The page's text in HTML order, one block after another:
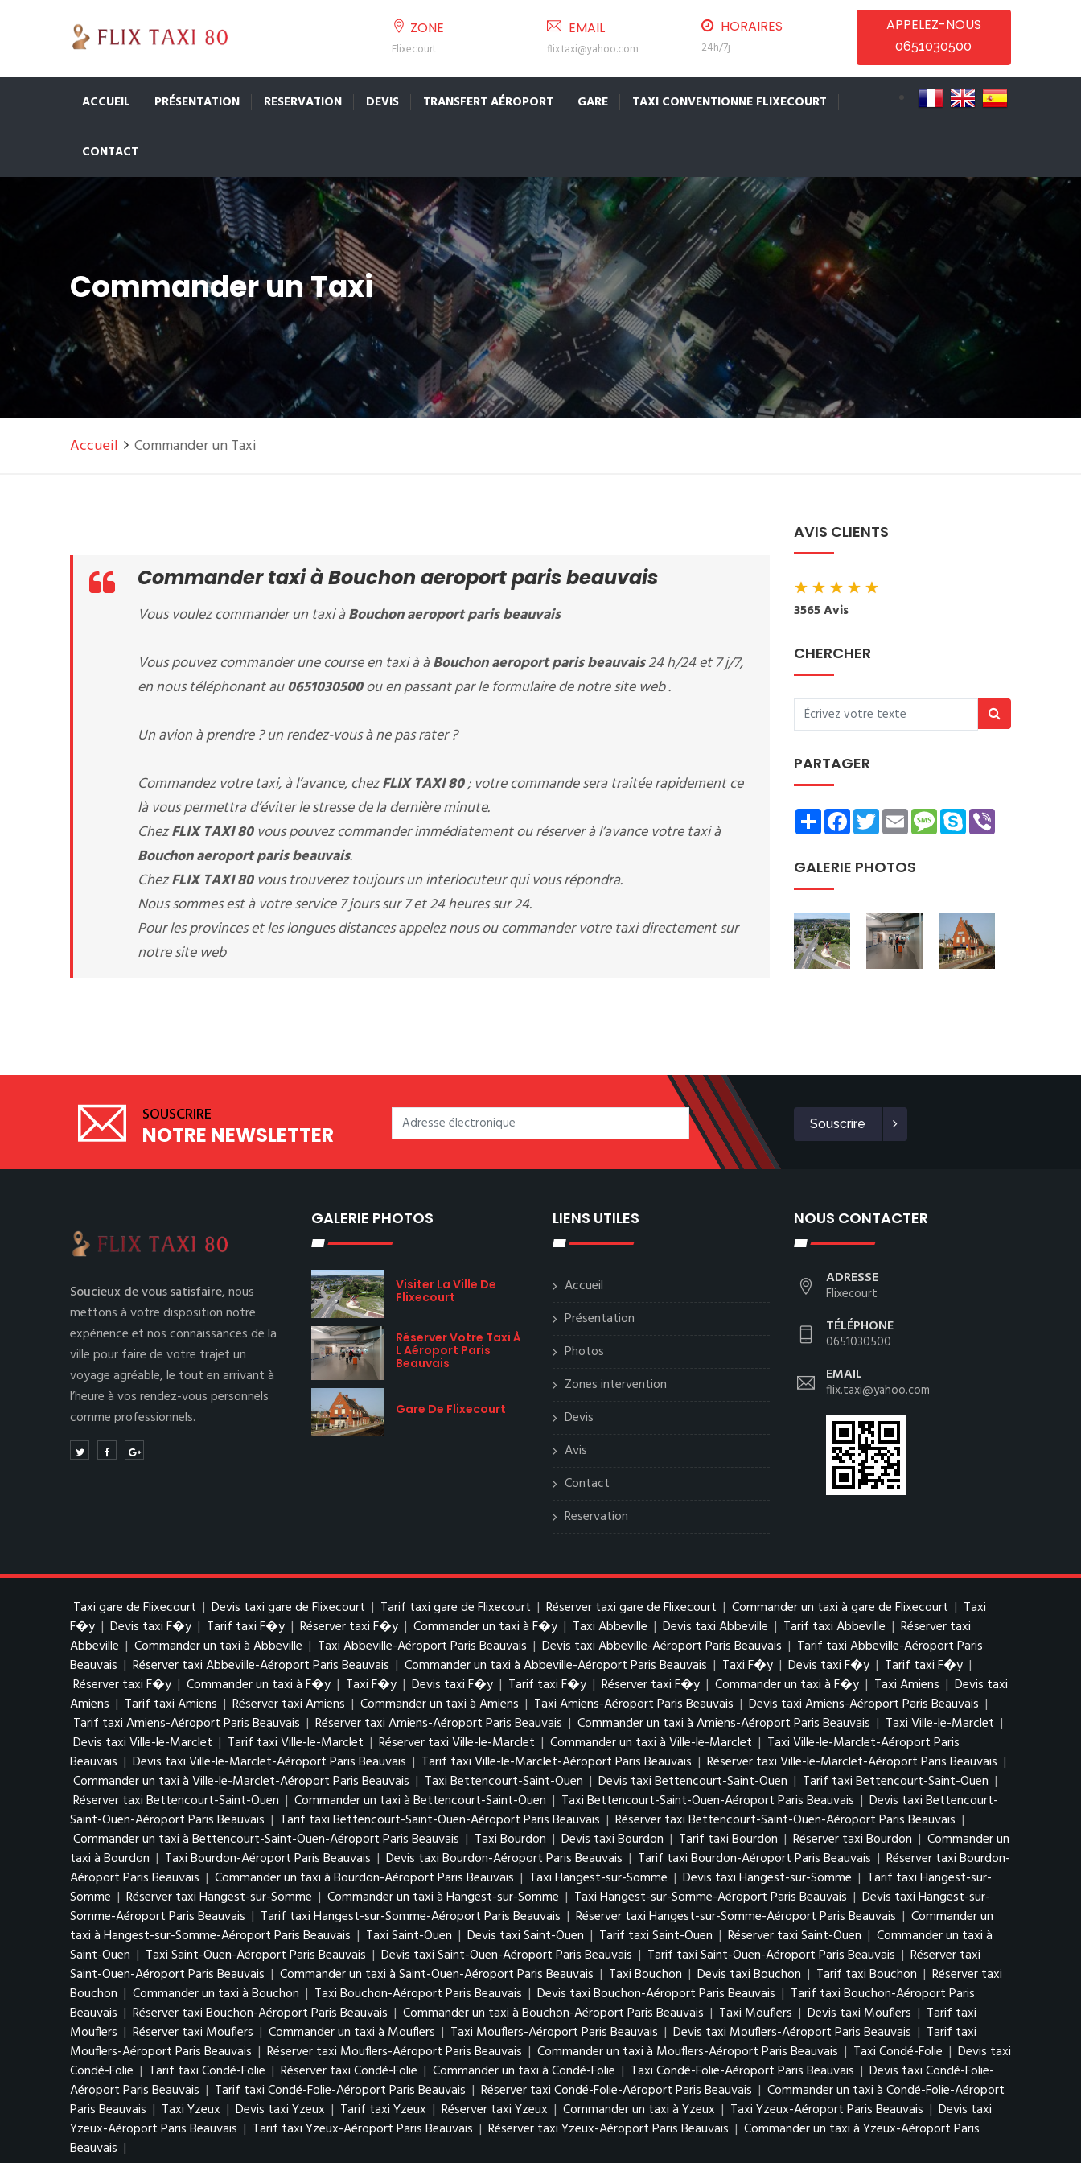
ZONE
Flixecourt
EMAIL
flix.taxi@yahoo.com
HORAIRES
24h/7j
APPELEZ-NOUS
0651030500
ACCUEIL PRÉSENTATION RESERVATION DEVIS TRANSFERT AÉROPORT GARE TAXI CONVENTIONNE FLIXECOURT
CONTACT
Commander un Taxi
Accueil Commander un Taxi
Commander taxi à Bouchon aeroport paris beauvais
Vous voulez commander un taxi àBouchon aeroport paris beauvais
Vous pouvez commander une course en taxi à àBouchon aeroport paris beauvais24 h/24 et 7 j/7,
en nous téléphonant au0651030500ou en passant par le formulaire de notre site web .
Un avion à prendre ? un rendez-vous à ne pas rater ?
Commandez votre taxi, à l’avance, chezFLIX TAXI 80; votre commande sera traitée rapidement ce
là vous permettra d’éviter le stresse de la dernière minute.
ChezFLIX TAXI 80vous pouvez commander immédiatement ou réserver à l’avance votre taxi à
Bouchon aeroport paris beauvais.
ChezFLIX TAXI 80vous trouverez toujours un interlocuteur qui vous répondra.
Nous sommes est à votre service 7 jours sur 7 et 24 heures sur 24.
Pour les provinces et les longues distances appelez nous ou commander votre taxi directement sur
notre site web
AVIS CLIENTS
★★★★★
3565 Avis
CHERCHER
PARTAGER
ShareFacebookTwitterEmailMessage
Skype
GALERIE PHOTOS
SOUSCRIRE
NOTRE NEWSLETTER Souscrire
Soucieux de vous satisfaire,nous
mettons à votre disposition notre
expérience et nos connaissances de la
ville pour faire de votre trajet un
voyage agréable, le tout en arrivant à
l’heure à vos rendez-vous personnels
comme professionnels.
GALERIE PHOTOS
Visiter La Ville De
Flixecourt
Réserver Votre Taxi À
L Aéroport Paris
Beauvais
Gare De Flixecourt
LIENS UTILES
Accueil
Présentation
Photos
Zones intervention
Devis
Avis
Contact
Reservation
NOUS CONTACTER
ADRESSE
Flixecourt
TÉLÉPHONE
0651030500
EMAIL
flix.taxi@yahoo.com
Taxi gare de Flixecourt | Devis taxi gare de Flixecourt | Tarif taxi gare de Flixecourt | Réserver taxi gare de Flixecourt | Commander un taxi à gare de Flixecourt | Taxi
F�y | Devis taxi F�y | Tarif taxi F�y | Réserver taxi F�y | Commander un taxi à F�y | Taxi Abbeville | Devis taxi Abbeville | Tarif taxi Abbeville | Réserver taxi
Abbeville | Commander un taxi à Abbeville | Taxi Abbeville-Aéroport Paris Beauvais | Devis taxi Abbeville-Aéroport Paris Beauvais | Tarif taxi Abbeville-Aéroport Paris
Beauvais | Réserver taxi Abbeville-Aéroport Paris Beauvais | Commander un taxi à Abbeville-Aéroport Paris Beauvais | Taxi F�y | Devis taxi F�y | Tarif taxi F�y |
Réserver taxi F�y | Commander un taxi à F�y | Taxi F�y | Devis taxi F�y | Tarif taxi F�y | Réserver taxi F�y | Commander un taxi à F�y | Taxi Amiens | Devis taxi
Amiens | Tarif taxi Amiens | Réserver taxi Amiens | Commander un taxi à Amiens | Taxi Amiens-Aéroport Paris Beauvais | Devis taxi Amiens-Aéroport Paris Beauvais |
Tarif taxi Amiens-Aéroport Paris Beauvais | Réserver taxi Amiens-Aéroport Paris Beauvais | Commander un taxi à Amiens-Aéroport Paris Beauvais | Taxi Ville-le-Marclet |
Devis taxi Ville-le-Marclet | Tarif taxi Ville-le-Marclet | Réserver taxi Ville-le-Marclet | Commander un taxi à Ville-le-Marclet | Taxi Ville-le-Marclet-Aéroport Paris
Beauvais | Devis taxi Ville-le-Marclet-Aéroport Paris Beauvais | Tarif taxi Ville-le-Marclet-Aéroport Paris Beauvais | Réserver taxi Ville-le-Marclet-Aéroport Paris Beauvais |
Commander un taxi à Ville-le-Marclet-Aéroport Paris Beauvais | Taxi Bettencourt-Saint-Ouen | Devis taxi Bettencourt-Saint-Ouen | Tarif taxi Bettencourt-Saint-Ouen |
Réserver taxi Bettencourt-Saint-Ouen | Commander un taxi à Bettencourt-Saint-Ouen | Taxi Bettencourt-Saint-Ouen-Aéroport Paris Beauvais | Devis taxi Bettencourt-
Saint-Ouen-Aéroport Paris Beauvais | Tarif taxi Bettencourt-Saint-Ouen-Aéroport Paris Beauvais | Réserver taxi Bettencourt-Saint-Ouen-Aéroport Paris Beauvais |
Commander un taxi à Bettencourt-Saint-Ouen-Aéroport Paris Beauvais | Taxi Bourdon | Devis taxi Bourdon | Tarif taxi Bourdon | Réserver taxi Bourdon | Commander un
taxi à Bourdon | Taxi Bourdon-Aéroport Paris Beauvais | Devis taxi Bourdon-Aéroport Paris Beauvais | Tarif taxi Bourdon-Aéroport Paris Beauvais | Réserver taxi Bourdon-
Aéroport Paris Beauvais | Commander un taxi à Bourdon-Aéroport Paris Beauvais | Taxi Hangest-sur-Somme | Devis taxi Hangest-sur-Somme | Tarif taxi Hangest-sur-
Somme | Réserver taxi Hangest-sur-Somme | Commander un taxi à Hangest-sur-Somme | Taxi Hangest-sur-Somme-Aéroport Paris Beauvais | Devis taxi Hangest-sur-
Somme-Aéroport Paris Beauvais | Tarif taxi Hangest-sur-Somme-Aéroport Paris Beauvais | Réserver taxi Hangest-sur-Somme-Aéroport Paris Beauvais | Commander un
taxi à Hangest-sur-Somme-Aéroport Paris Beauvais | Taxi Saint-Ouen | Devis taxi Saint-Ouen | Tarif taxi Saint-Ouen | Réserver taxi Saint-Ouen | Commander un taxi à
Saint-Ouen | Taxi Saint-Ouen-Aéroport Paris Beauvais | Devis taxi Saint-Ouen-Aéroport Paris Beauvais | Tarif taxi Saint-Ouen-Aéroport Paris Beauvais | Réserver taxi
Saint-Ouen-Aéroport Paris Beauvais | Commander un taxi à Saint-Ouen-Aéroport Paris Beauvais | Taxi Bouchon | Devis taxi Bouchon | Tarif taxi Bouchon | Réserver taxi
Bouchon | Commander un taxi à Bouchon | Taxi Bouchon-Aéroport Paris Beauvais | Devis taxi Bouchon-Aéroport Paris Beauvais | Tarif taxi Bouchon-Aéroport Paris
Beauvais | Réserver taxi Bouchon-Aéroport Paris Beauvais | Commander un taxi à Bouchon-Aéroport Paris Beauvais | Taxi Mouflers | Devis taxi Mouflers | Tarif taxi
Mouflers | Réserver taxi Mouflers | Commander un taxi à Mouflers | Taxi Mouflers-Aéroport Paris Beauvais | Devis taxi Mouflers-Aéroport Paris Beauvais | Tarif taxi
Mouflers-Aéroport Paris Beauvais | Réserver taxi Mouflers-Aéroport Paris Beauvais | Commander un taxi à Mouflers-Aéroport Paris Beauvais | Taxi Condé-Folie | Devis taxi
Condé-Folie | Tarif taxi Condé-Folie | Réserver taxi Condé-Folie | Commander un taxi à Condé-Folie | Taxi Condé-Folie-Aéroport Paris Beauvais | Devis taxi Condé-Folie-
Aéroport Paris Beauvais | Tarif taxi Condé-Folie-Aéroport Paris Beauvais | Réserver taxi Condé-Folie-Aéroport Paris Beauvais | Commander un taxi à Condé-Folie-Aéroport
Paris Beauvais | Taxi Yzeux | Devis taxi Yzeux | Tarif taxi Yzeux | Réserver taxi Yzeux | Commander un taxi à Yzeux | Taxi Yzeux-Aéroport Paris Beauvais | Devis taxi
Yzeux-Aéroport Paris Beauvais | Tarif taxi Yzeux-Aéroport Paris Beauvais | Réserver taxi Yzeux-Aéroport Paris Beauvais | Commander un taxi à Yzeux-Aéroport Paris
Beauvais |